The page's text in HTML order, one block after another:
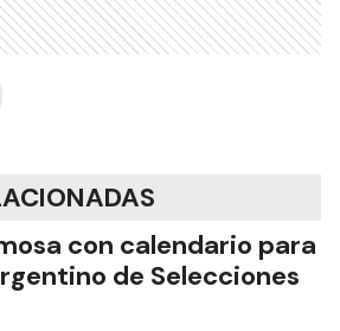
con calendario para
de Selecciones